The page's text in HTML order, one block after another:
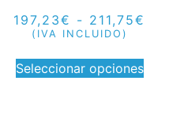
197,23€ - 211,75€
(IVA INCLUIDO)
Seleccionar opciones